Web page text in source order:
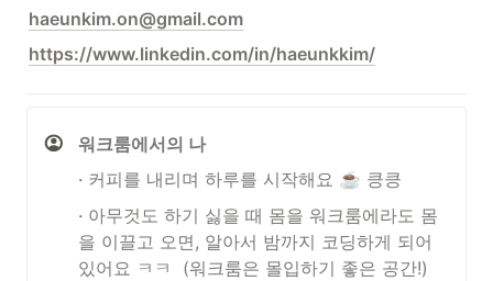
haeunkim.on@gmail.com
https://www.linkedin.com/in/haeunkkim/
워크룸에서의 나
‧ 커피를 내리며 하루를 시작해요 ☕️ 킁킁
‧ 아무것도 하기 싫을 때 몸을 워크룸에라도 몸
을 이끌고 오면, 알아서 밤까지 코딩하게 되어
있어요 ㅋㅋ  (워크룸은 몰입하기 좋은 공간!)